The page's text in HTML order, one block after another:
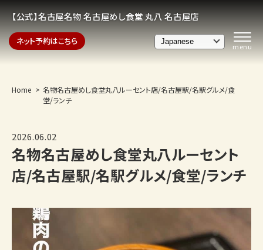
【公式】名古屋名物 名古屋めし食堂 丸八 名古屋店
ネット予約はこちら
Home
名物名古屋めし食堂丸八ルーセント店/名古屋駅/名駅グルメ/食
堂/ランチ
2026.06.02
名物名古屋めし食堂丸八ルーセント
店/名古屋駅/名駅グルメ/食堂/ランチ